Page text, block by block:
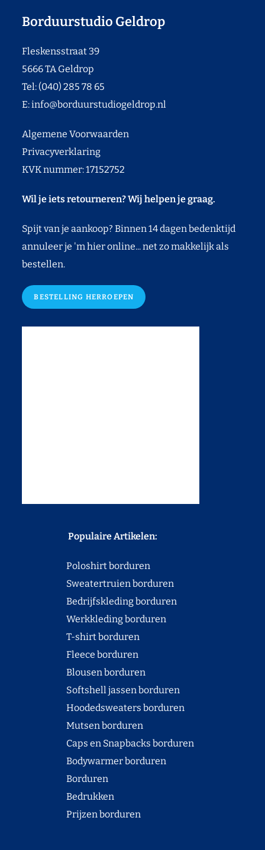
Borduurstudio Geldrop
Fleskensstraat 39
5666 TA Geldrop
Tel: (040) 285 78 65
E:info@borduurstudiogeldrop.nl
Algemene Voorwaarden
Privacyverklaring
KVK nummer: 17152752
Wil je iets retourneren? Wij helpen je graag.
Spijt van je aankoop? Binnen 14 dagen bedenktijd
annuleer je 'm hier online... net zo makkelijk als
bestellen.
BESTELLING HERROEPEN
Populaire Artikelen:
Poloshirt borduren
Sweatertruien borduren
Bedrijfskleding borduren
Werkkleding borduren
T-shirt borduren
Fleece borduren
Blousen borduren
Softshell jassen borduren
Hoodedsweaters borduren
Mutsen borduren
Caps en Snapbacks borduren
Bodywarmer borduren
Borduren
Bedrukken
Prijzen borduren